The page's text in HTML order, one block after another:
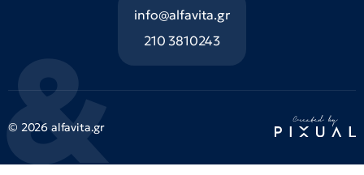
info@alfavita.gr
210 3810243
© 2026 alfavita.gr